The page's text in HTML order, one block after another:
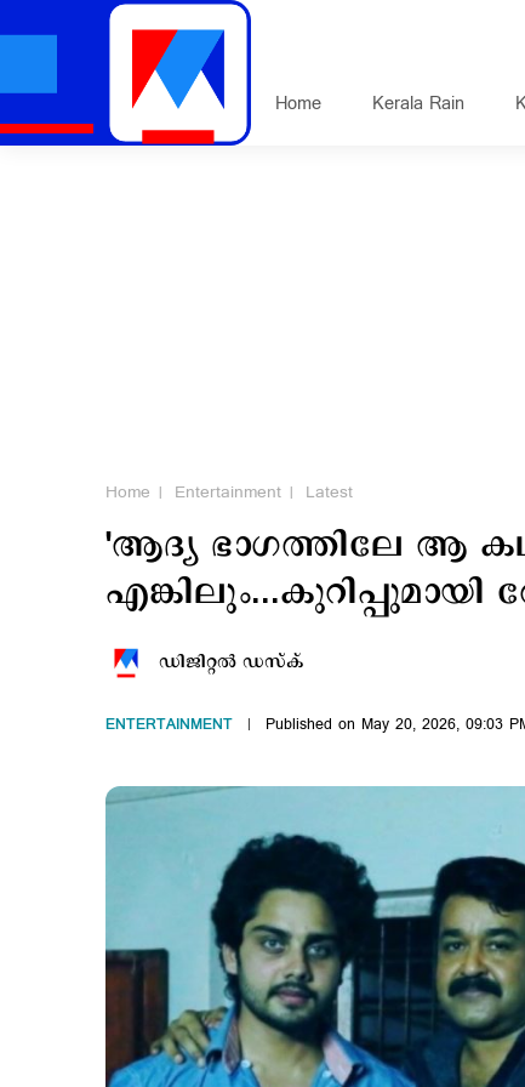
Home Kerala Rain
Home Entertainment Latest
'ആദ്യ ഭാഗത്തിലേ ആ
ഡിജിറ്റല്‍ ഡസ്ക്
ENTERTAINMENT Published on May 20, 2026, 09:03